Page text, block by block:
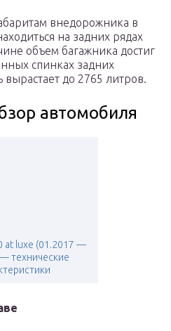
внедорожника в
на задних рядах
объем багажника достиг
спинках задних
вырастает до 2765 литров.
автомобиля
at luxe (01.2017 —
технические